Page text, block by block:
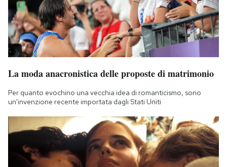
La moda anacronistica delle proposte di matrimonio
Per quanto evochino una vecchia idea di romanticismo, sono
un'invenzione recente importata dagli Stati Uniti